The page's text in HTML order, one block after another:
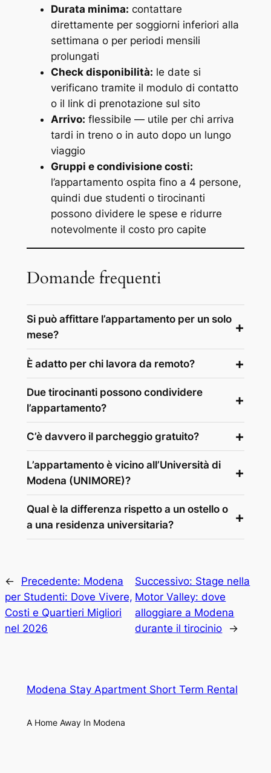
Durata minima: contattare
direttamente per soggiorni inferiori alla
settimana o per periodi mensili
prolungati
Check disponibilità: le date si
verificano tramite il modulo di contatto
o il link di prenotazione sul sito
Arrivo: flessibile — utile per chi arriva
tardi in treno o in auto dopo un lungo
viaggio
Gruppi e condivisione costi:
l’appartamento ospita fino a 4 persone,
quindi due studenti o tirocinanti
possono dividere le spese e ridurre
notevolmente il costo pro capite
Domande frequenti
Si può affittare l’appartamento per un solo
mese?
È adatto per chi lavora da remoto?
Due tirocinanti possono condividere
l’appartamento?
C’è davvero il parcheggio gratuito?
L’appartamento è vicino all’Università di
Modena (UNIMORE)?
Qual è la differenza rispetto a un ostello o
a una residenza universitaria?
← Precedente: Modena
per Studenti: Dove Vivere,
Costi e Quartieri Migliori
nel 2026
Successivo: Stage nella
Motor Valley: dove
alloggiare a Modena
durante il tirocinio
→
Modena Stay Apartment Short Term Rental
A Home Away In Modena